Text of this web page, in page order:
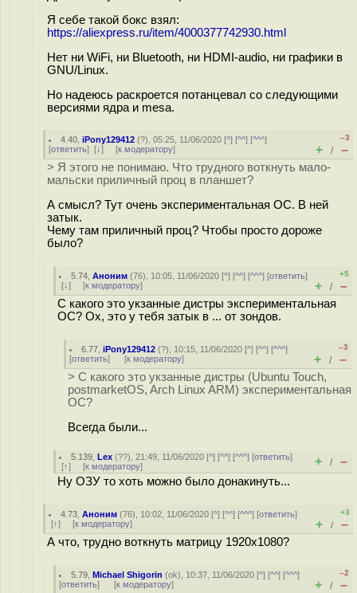
Я себе такой бокс взял:
https://aliexpress.ru/item/4000377742930.html
Нет ни WiFi, ни Bluetooth, ни HDMI-audio, ни графики в
GNU/Linux.
Но надеюсь раскроется потанцевал со следующими
версиями ядра и mesa.
4.40 ,iPony129412 (?), 05:25, 11/06/2020 [^] [^^] [^^^]
[ответить] [↓] [к модератору]
–3
+ / –
> Я этого не понимаю. Что трудного воткнуть мало-
мальски приличный проц в планшет?
А смысл? Тут очень экспериментальная ОС. В ней
затык.
Чему там приличный проц? Чтобы просто дороже
было?
5.74 ,Аноним (76), 10:05, 11/06/2020 [^] [^^] [^^^] [ответить]
[↓] [к модератору]
+5
+ / –
С какого это укзанные дистры экспериментальная
ОС? Ох, это у тебя затык в ... от зондов.
6.77 ,iPony129412 (?), 10:15, 11/06/2020 [^] [^^] [^^^]
[ответить] [к модератору]
–3
+ / –
> С какого это укзанные дистры (Ubuntu Touch,
postmarketOS, Arch Linux ARM) экспериментальная
ОС?
Всегда были...
5.139 ,Lex (??), 21:49, 11/06/2020 [^] [^^] [^^^] [ответить]
[↑] [к модератору] + / –
Ну ОЗУ то хоть можно было донакинуть...
4.73 ,Аноним (76), 10:02, 11/06/2020 [^] [^^] [^^^] [ответить]
[↑] [к модератору]
+3
+ / –
А что, трудно воткнуть матрицу 1920x1080?
5.79 ,Michael Shigorin (ok), 10:37, 11/06/2020 [^] [^^] [^^^]
[ответить] [к модератору]
–2
+ / –